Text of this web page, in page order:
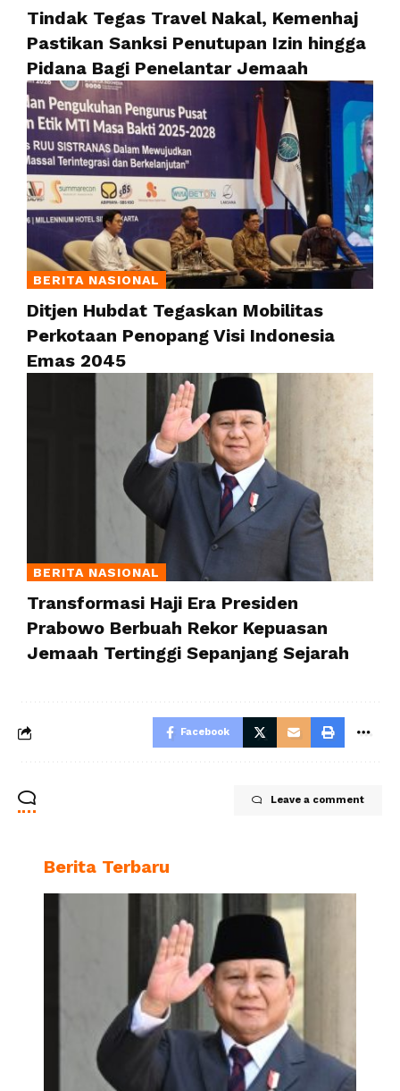
Tindak Tegas Travel Nakal, Kemenhaj
Pastikan Sanksi Penutupan Izin hingga
Pidana Bagi Penelantar Jemaah
BERITA NASIONAL
Ditjen Hubdat Tegaskan Mobilitas
Perkotaan Penopang Visi Indonesia
Emas 2045
BERITA NASIONAL
Transformasi Haji Era Presiden
Prabowo Berbuah Rekor Kepuasan
Jemaah Tertinggi Sepanjang Sejarah
Facebook
Leave a comment
Berita Terbaru